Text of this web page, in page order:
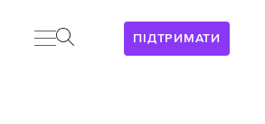
ПІДТРИМАТИ